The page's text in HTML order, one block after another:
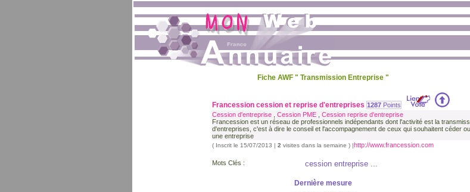
Fiche AWF " Transmission Entreprise "
Francession cession et reprise d'entreprises 1287 Points
Cession d'entreprise
Cession PME
Cession reprise d'entreprise
Francession est un réseau de professionnels indépendants dont l'activité est la
d'entreprises, c'est à dire le conseil et l'accompagnement de ceux qui souhaitent céder
une entreprise
( Inscrit le 15/07/2013 | 2 visites dans la semaine ) |http://www.francession.com
Mots Clés : cession entreprise ...
Dernière mesure